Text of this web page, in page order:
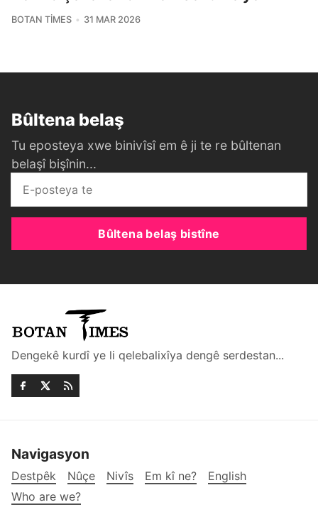
BOTAN TIMES 31 MAR 2026
Bûltena belaş
Tu eposteya xwe binivîsî em ê ji te re bûltenan
belaşî bişînin...
Bûltena belaş bistîne
Dengekê kurdî ye li qelebalixîya dengê serdestan...
Navigasyon
Destpêk Nûçe Nivîs Em kî ne?
English
Who are we?